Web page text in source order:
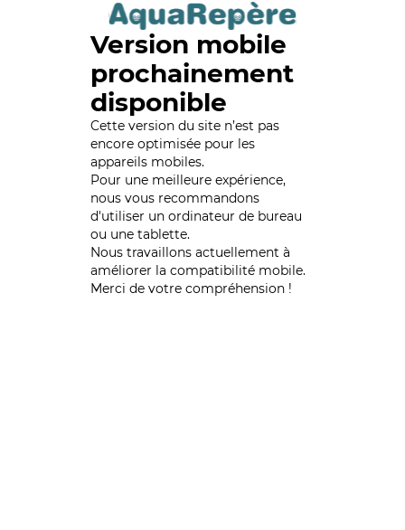
Version mobile
prochainement
disponible
Cette version du site n’est pas
encore optimisée pour les
appareils mobiles.
Pour une meilleure expérience,
nous vous recommandons
d'utiliser un ordinateur de bureau
ou une tablette.
Nous travaillons actuellement à
améliorer la compatibilité mobile.
Merci de votre compréhension !